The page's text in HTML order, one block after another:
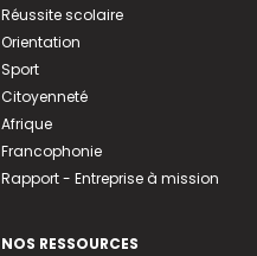
Réussite scolaire
Orientation
Sport
Citoyenneté
Afrique
Francophonie
Rapport - Entreprise à mission
NOS RESSOURCES